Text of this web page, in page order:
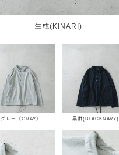
生成(KINARI)
グレー（GRAY） 黒紺(BLACKNAVY)